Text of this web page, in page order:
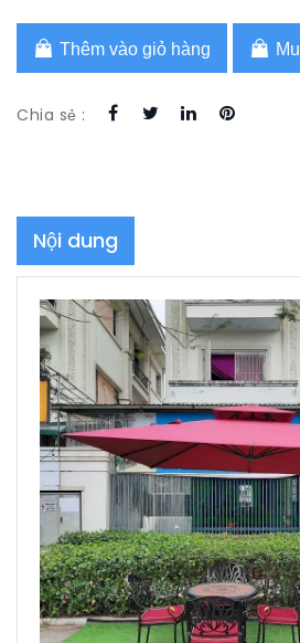
Thêm vào giỏ hàng
Chia sẻ :
Nội dung